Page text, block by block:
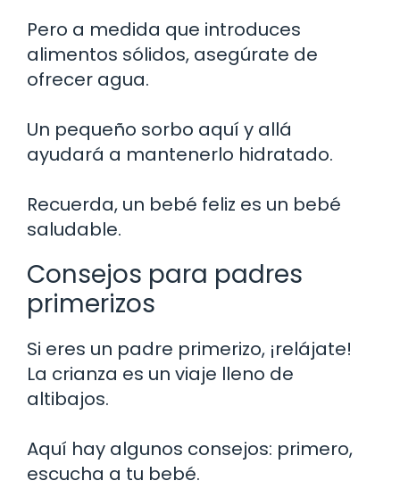
Pero a medida que introduces
alimentos sólidos, asegúrate de
ofrecer agua.
Un pequeño sorbo aquí y allá
ayudará a mantenerlo hidratado.
Recuerda, un bebé feliz es un bebé
saludable.
Consejos para padres
primerizos
Si eres un padre primerizo, ¡relájate!
La crianza es un viaje lleno de
altibajos.
Aquí hay algunos consejos: primero,
escucha a tu bebé.